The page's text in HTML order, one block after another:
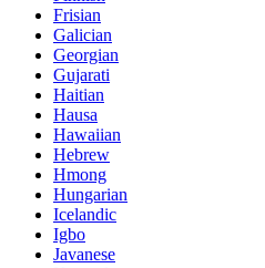
Frisian
Galician
Georgian
Gujarati
Haitian
Hausa
Hawaiian
Hebrew
Hmong
Hungarian
Icelandic
Igbo
Javanese